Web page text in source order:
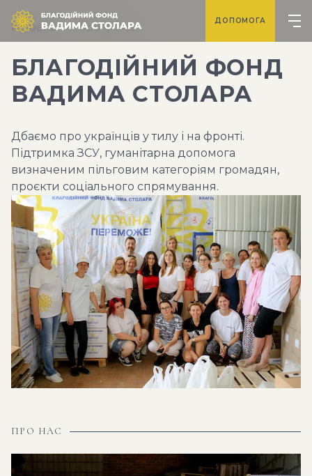
ДОПОМОГА
Головна Про фонд
БЛАГОДІЙНИЙ ФОНД
ВАДИМА СТОЛАРА
Дбаємо про українців у тилу і на фронті.
Підтримка ЗСУ, гуманітарна допомога
визначеним пільговим категоріям громадян,
проєкти соціального спрямування.
ПРО НАС